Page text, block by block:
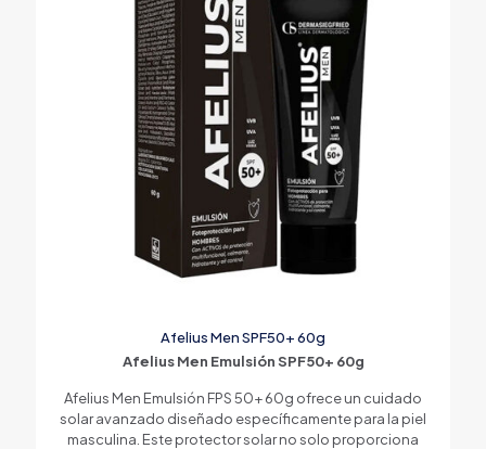
Afelius Men SPF50+ 60g
Afelius Men Emulsión SPF50+ 60g
Afelius Men Emulsión FPS 50+ 60g ofrece un cuidado
solar avanzado diseñado específicamente para la piel
masculina. Este protector solar no solo proporciona